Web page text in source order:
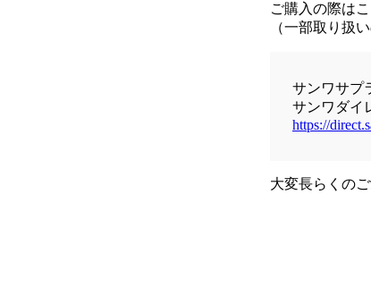
ご購入の際は
（一部取り扱
サンワサプ
サンワダイ
https://
大変長らくの